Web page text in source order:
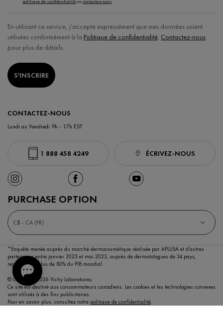
politique de confidentialité ou contactez-nous.
En utilisant ce service, j'accepte expressément que mes données soient
utilisées conformément à la Politique de confidentialité. Contactez-nous
pour plus de détails.
S'INSCRIRE
CONTACTEZ-NOUS
Lundi au Vendredi 9h - 17h EST
1 888 458 4249 ÉCRIVEZ-NOUS
PURCHASE OPTION
C$ - CA (FR)
*Enquête menée auprès du marché dermocosmétique réalisée par APLUSA et d’autres
partenaires entre janvier 2023 et mai 2023, auprès de dermatologues de 34 pays,
représentant plus de 80% du PIB mondial.
© Copyright 2026 Vichy Laboratoires
Ce site est destiné aux consommateurs canadiens. Les cookies et les technologies connexes
sont utilisés à des fins publicitaires.
Pour en savoir plus, consultez notre politique de confidentialité